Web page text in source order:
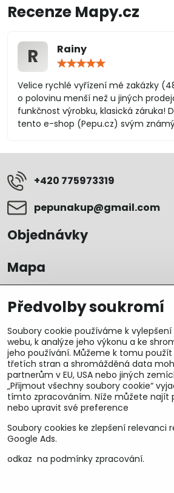
Recenze Mapy.cz
R Rainy
/
5
Velice rychlé vyřízení mé zakázky
o polovinu menší než u jiných
funkčnost výrobku, klasická záruka!
tento e-shop (Pepu.cz) svým
+420 775973319
pepunakup​@gmail​.com
Objednávky
Mapa
U&M parts s.r.o.
U Zastávky 150, Horní Staré Město
Předvolby soukromí
Soubory cookie používáme k
webu, k analýze jeho výkonu a ke
jeho používání. Můžeme k tomu
třetích stran a shromážděná data
partnerům v EU, USA nebo jiných
„Přijmout všechny soubory cookie“
tímto zpracováním. Níže můžete najít
nebo upravit své preference
Soubory cookies ke zlepšení relevanci
Google Ads.
odkaz na podmínky zpracování.